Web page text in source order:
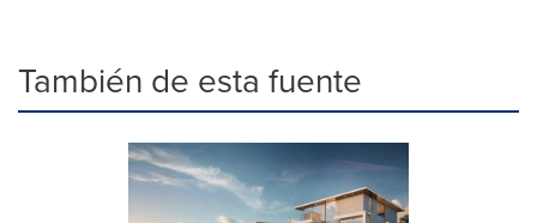
También de esta fuente